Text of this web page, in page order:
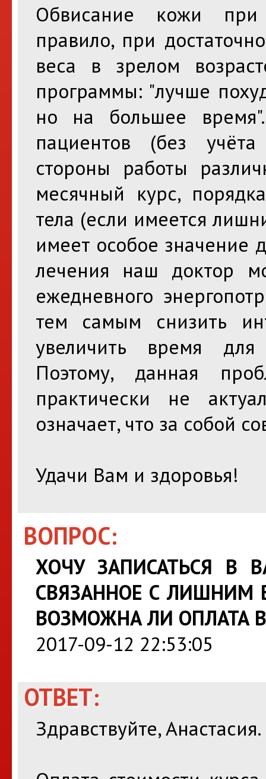
Обвисание кожи при
правило, при
веса в зрелом
программы: "лучше
но на большее
пациентов (без
стороны работы
месячный курс,
тела (если имеется
имеет особое значение
лечения наш доктор
ежедневного
тем самым снизить
увеличить время
Поэтому, данная
практически не
означает, что за собой
Удачи Вам и здоровья!
ВОПРОС:
ХОЧУ ЗАПИСАТЬСЯ В
СВЯЗАННОЕ С ЛИШНИМ
ВОЗМОЖНА ЛИ ОПЛАТА В
2017-09-12 22:53:05
ОТВЕТ:
Здравствуйте, Анастасия.